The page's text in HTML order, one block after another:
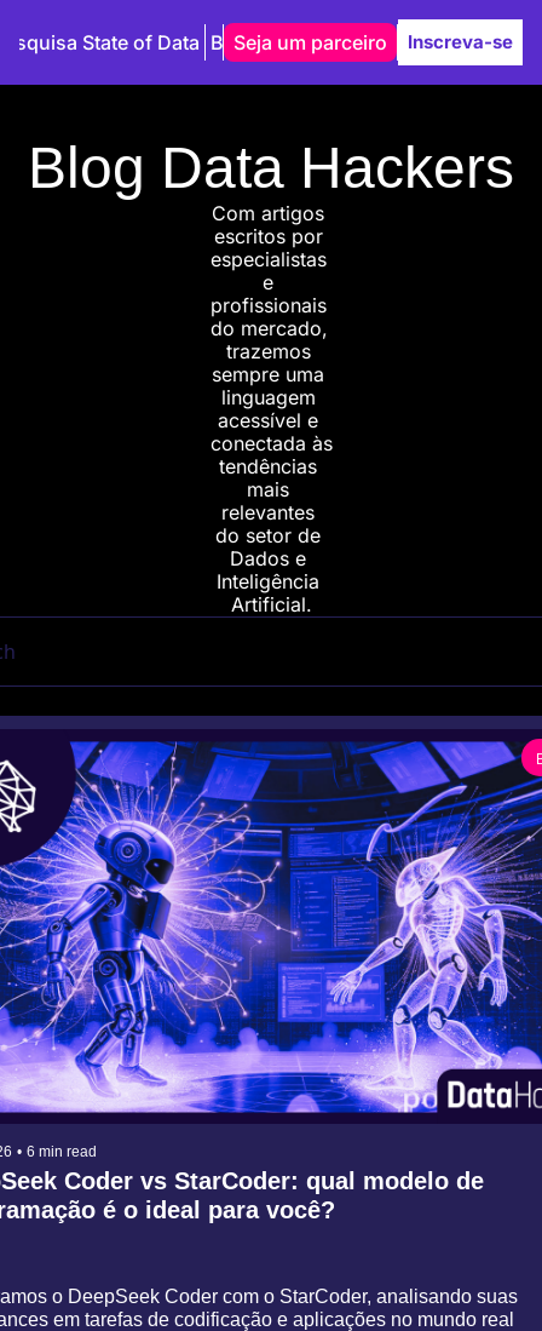
State of Data Blog Autores
Seja um parceiro Inscreva-se
Blog Data Hackers
Com artigos
escritos por
especialistas
e
profissionais
do mercado,
trazemos
sempre uma
linguagem
acessível e
conectada às
tendências
mais
relevantes
do setor de
Dados e
Inteligência
Artificial.
• 6 min read
Coder vs StarCoder: qual modelo de
é o ideal para você?
o DeepSeek Coder com o StarCoder, analisando suas
em tarefas de codificação e aplicações no mundo real